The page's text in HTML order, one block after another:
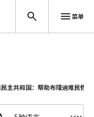
菜单
主共和国：帮助布隆迪难民恢